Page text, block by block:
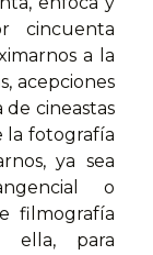
cincuenta
a la
acepciones
de cineastas
la fotografía
ya sea
o
filmografía
ella, para